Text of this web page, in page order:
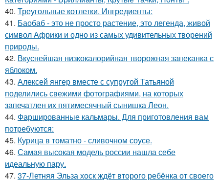
40. Треугольные котлетки. Ингредиенты:
41. Баобаб - это не просто растение, это легенда, живой
символ Африки и одно из самых удивительных творений
природы.
42. Вкуснейшая низкокалорийная творожная запеканка с
яблоком.
43. Алексей янгер вместе с супругой Татьяной
поделились свежими фотографиями, на которых
запечатлен их пятимесячный сынишка Леон.
44. Фаршированные кальмары. Для приготовления вам
потребуются:
45. Курица в томатно - сливочном соусе.
46. Самая высокая модель россии нашла себе
идеальную пару.
47. 37-Летняя Эльза хоск ждёт второго ребёнка от своего